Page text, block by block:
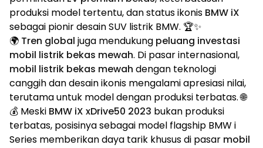
produksi model tertentu, dan status ikonis BMW iX
sebagai pionir desain SUV listrik BMW. 🏆✨
🌍 Tren global juga mendukung peluang investasi
mobil listrik bekas mewah. Di pasar internasional,
mobil listrik bekas mewah dengan teknologi
canggih dan desain ikonis mengalami apresiasi nilai,
terutama untuk model dengan produksi terbatas. 🌐
💰 Meski BMW iX xDrive50 2023 bukan produksi
terbatas, posisinya sebagai model flagship BMW i
Series memberikan daya tarik khusus di pasar mobil